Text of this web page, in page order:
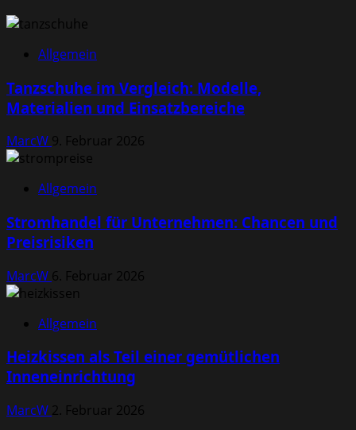
Allgemein
Tanzschuhe im Vergleich: Modelle,
Materialien und Einsatzbereiche
MarcW 9. Februar 2026
Allgemein
Stromhandel für Unternehmen: Chancen und
Preisrisiken
MarcW 6. Februar 2026
Allgemein
Heizkissen als Teil einer gemütlichen
Inneneinrichtung
MarcW 2. Februar 2026